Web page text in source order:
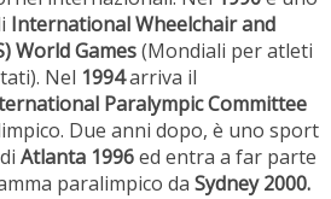
International Wheelchair and
World Games(Mondiali per atleti
Nel 1994arriva il
Paralympic Committee
Due anni dopo, è uno sport
Atlanta 1996ed entra a far parte
paralimpico da Sydney 2000.